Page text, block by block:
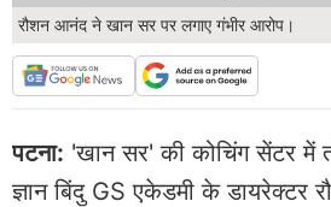
रौशन आनंद ने खान सर पर लगाए गंभीर आरोप।
पटना: 'खान सर' की कोचिंग सेंटर में
ज्ञान बिंदु GS एकेडमी के डायरेक्टर